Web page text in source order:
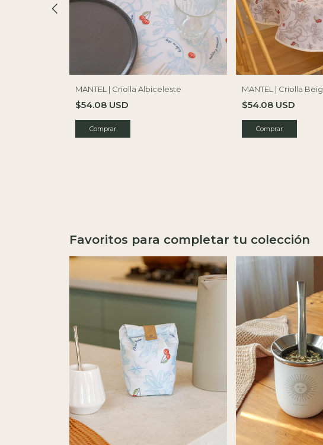
MANTEL | Criolla Albiceleste
$54.08 USD
Comprar
MANTEL | Criolla
$54.08 USD
Comprar
Favoritos para completar tu colección